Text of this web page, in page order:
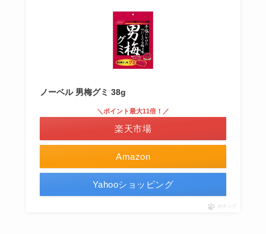
ノーベル 男梅グミ 38g
Amazon
＼ポイント最大11倍！／
楽天市場
Yahooショッピング
ポチップ